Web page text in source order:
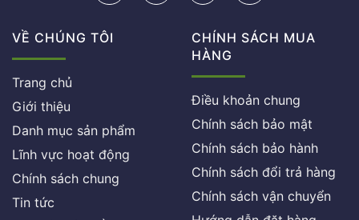
VỀ CHÚNG TÔI
Trang chủ
Giới thiệu
Danh mục sản phẩm
Lĩnh vực hoạt động
Chính sách chung
Tin tức
CHÍNH SÁCH MUA
HÀNG
Điều khoản chung
Chính sách bảo mật
Chính sách bảo hành
Chính sách đổi trả hàng
Chính sách vận chuyển